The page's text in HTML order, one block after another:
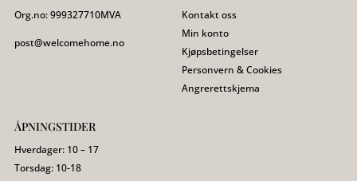
Org.no:999327710MVA
post@welcomehome.no
Kontakt oss
Min konto
Kjøpsbetingelser
Personvern & Cookies
Angrerettskjema
ÅPNINGSTIDER
Hverdager: 10 – 17
Torsdag: 10-18